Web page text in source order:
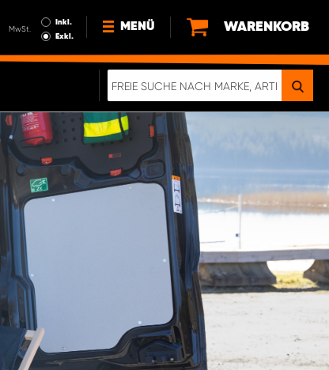
MwSt.
Inkl.
Exkl.
MENÜ
NEWS
ÜBER UNS
NACHHALTIGKEIT
DIGITALE BROSCHÜRE
ELEKTRO-FAHRZEUGE
IMPRESSUM
DATENSCHUTZ
EIN RICHTIGER CRASH-TEST
WARENKORB